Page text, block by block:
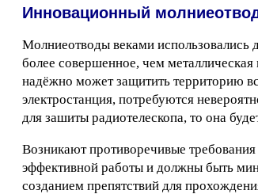
Инновационный
Молниеотводы веками использовались
более совершенное, чем
надёжно может защитить территорию
электростанция, потребуются
для зашиты радиотелескопа, то она
Возникают противоречивые
эффективной работы и должны быть
созданием препятствий для